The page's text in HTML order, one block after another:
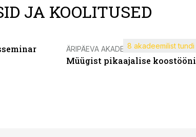
JA KOOLITUSED
ÄRIPÄEVA AKADEEMIA
Müügist pikaajalise koostööni
8 akadeemilist tundi